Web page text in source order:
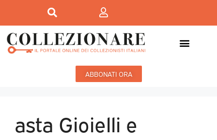
ABBONATI ORA
asta Gioielli e